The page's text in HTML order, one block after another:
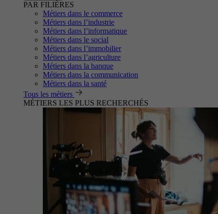
PAR FILIÈRES
Métiers dans le commerce
Métiers dans l’industrie
Métiers dans l’informatique
Métiers dans le social
Métiers dans l’immobilier
Métiers dans l’agriculture
Métiers dans la banque
Métiers dans la communication
Métiers dans la santé
Tous les métiers
MÉTIERS LES PLUS RECHERCHÉS